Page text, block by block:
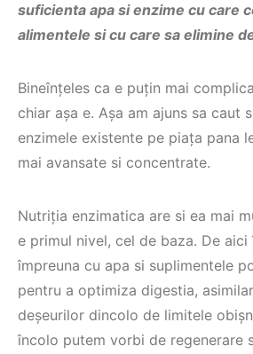
suficienta apa si enzime cu care
alimentele si cu care sa elimine
Bineînțeles ca e puțin mai
chiar așa e. Așa am ajuns sa caut
enzimele existente pe piața pana
mai avansate si concentrate.
Nutriția enzimatica are si ea mai
e primul nivel, cel de baza. De
împreuna cu apa si suplimentele
pentru a optimiza digestia,
deșeurilor dincolo de limitele
încolo putem vorbi de regenerare